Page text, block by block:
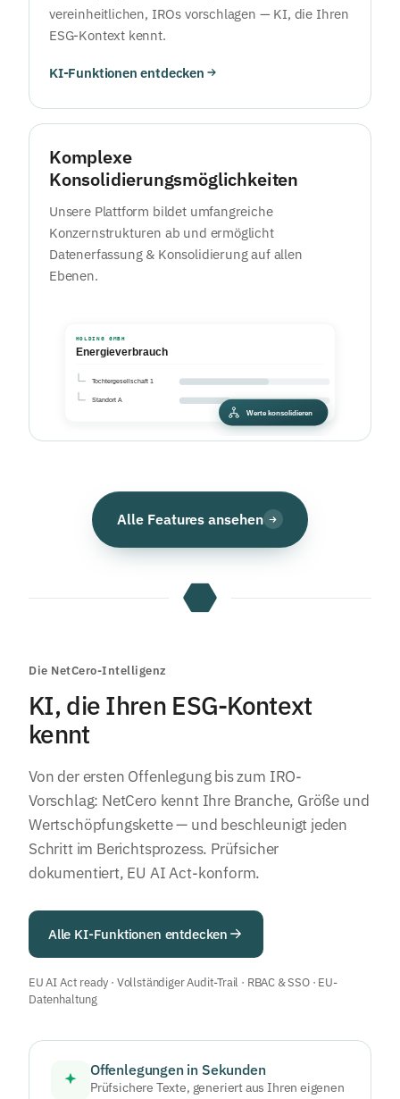
vereinheitlichen, IROs vorschlagen — KI, die Ihren
ESG-Kontext kennt.
KI-Funktionen entdecken
Komplexe
Konsolidierungsmöglichkeiten
Unsere Plattform bildet umfangreiche
Konzernstrukturen ab und ermöglicht
Datenerfassung & Konsolidierung auf allen
Ebenen.
Alle Features ansehen
Die NetCero-Intelligenz
KI, die Ihren ESG-Kontext
kennt
Von der ersten Offenlegung bis zum IRO-
Vorschlag: NetCero kennt Ihre Branche, Größe und
Wertschöpfungskette — und beschleunigt jeden
Schritt im Berichtsprozess. Prüfsicher
dokumentiert, EU AI Act-konform.
Alle KI-Funktionen entdecken
EU AI Act ready · Vollständiger Audit-Trail · RBAC & SSO · EU-
Datenhaltung
Offenlegungen in Sekunden
Prüfsichere Texte, generiert aus Ihren eigenen